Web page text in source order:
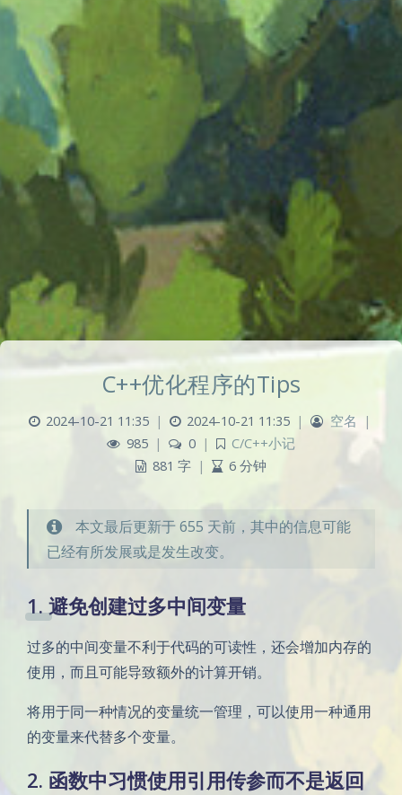
C++优化程序的Tips
2024-10-21 11:35 | 2024-10-21 11:35 | 空名
|
985 | 0 |
C/C++小记
881 字 | 6 分钟
本文最后更新于 655 天前，其中的信息可能
已经有所发展或是发生改变。
1. 避免创建过多中间变量
过多的中间变量不利于代码的可读性，还会增加内存的
使用，而且可能导致额外的计算开销。
将用于同一种情况的变量统一管理，可以使用一种通用
的变量来代替多个变量。
2. 函数中习惯使用引用传参而不是返回